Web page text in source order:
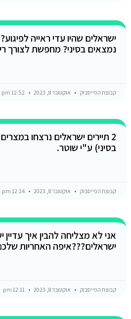
ישראלים שהיו עדי ראייה
נמצאים בסיני? מחפשת לצורך
קבוצת הפייסבוק אוקטובר 8, 2023
2 תיירים ישראלים נרצחו
בסיני) ע"י שוטר.
קבוצת הפייסבוק אוקטובר 8, 2023
אני לא מצליחה להבין איך עדיין
ישראלים???איפה האחריות
קבוצת הפייסבוק אוקטובר 8, 2023